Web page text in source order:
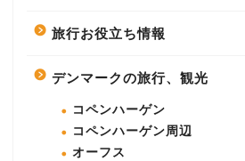
旅行お役立ち情報
デンマークの旅行、観光
コペンハーゲン
コペンハーゲン周辺
オーフス